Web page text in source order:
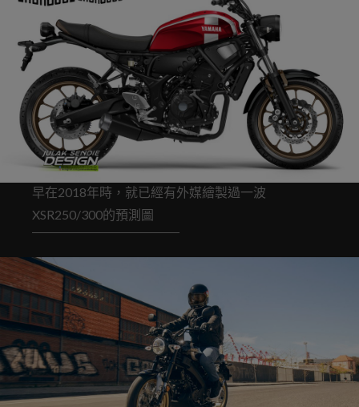
早在2018年時，就已經有外媒繪製過一波
XSR250/300的預測圖